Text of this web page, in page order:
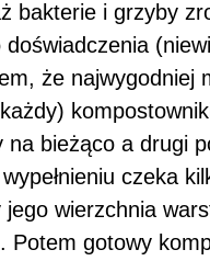
bakterie i grzyby
doświadczenia
że najwygodniej
na bieżąco a drugi
czeka
wierzchnia
Potem gotowy